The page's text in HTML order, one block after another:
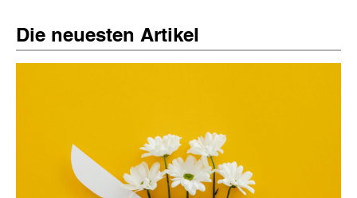
Die neuesten Artikel